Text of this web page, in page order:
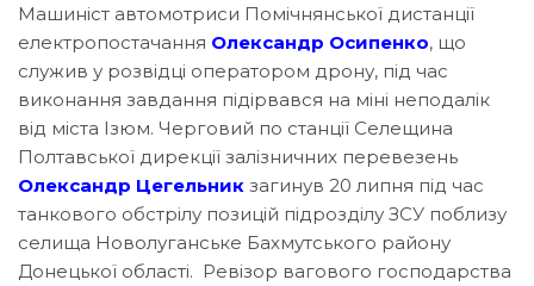
Машиніст автомотриси Помічнянської дистанції
електропостачання Олександр Осипенко, що
служив у розвідці оператором дрону, під час
виконання завдання підірвався на міні неподалік
від міста Ізюм. Черговий по станції Селещина
Полтавської дирекції залізничних перевезень
Олександр Цегельник загинув 20 липня під час
танкового обстрілу позицій підрозділу ЗСУ поблизу
селища Новолуганське Бахмутського району
Донецької області. Ревізор вагового господарства